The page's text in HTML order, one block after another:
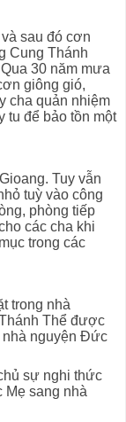
sau đó cơn
Cung Thánh
30 năm mưa
giông gió,
cha quản nhiệm
tu để bảo tồn một
Tuy vẫn
tuỳ vào công
phòng tiếp
các cha khi
trong các
trong nhà
Thể được
nhà nguyện Đức
sự nghi thức
sang nhà